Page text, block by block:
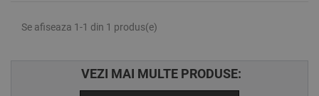
Se afiseaza 1-1 din 1 produs(e)
VEZI MAI MULTE PRODUSE: